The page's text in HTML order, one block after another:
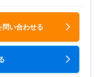
問い合わせる